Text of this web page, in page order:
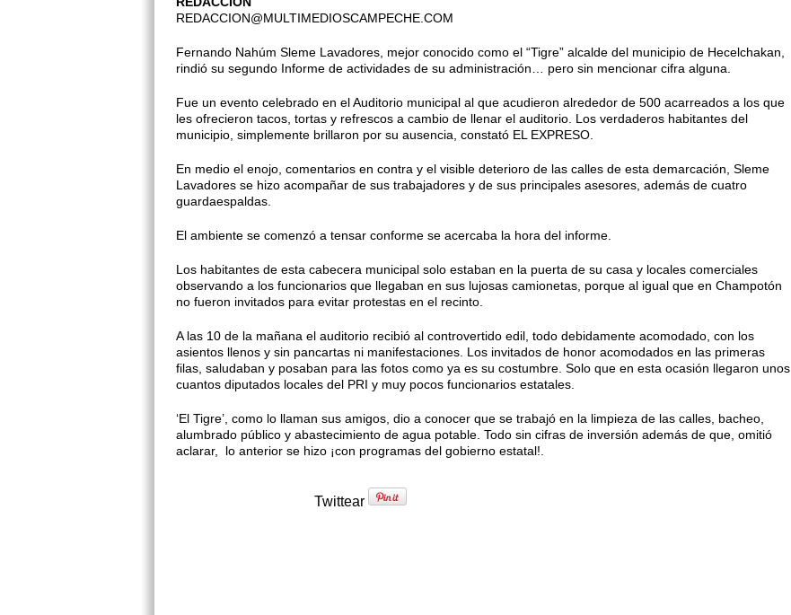
REDACCION@MULTIMEDIOSCAMPECHE.COM
Fernando Nahúm Sleme Lavadores, mejor conocido como el “Tigre” alcalde del municipio de Hecelchakan,
rindió su segundo Informe de actividades de su administración… pero sin mencionar cifra alguna.
Fue un evento celebrado en el Auditorio municipal al que acudieron alrededor de 500 acarreados a los que
les ofrecieron tacos, tortas y refrescos a cambio de llenar el auditorio. Los verdaderos habitantes del
municipio, simplemente brillaron por su ausencia, constató EL EXPRESO.
En medio el enojo, comentarios en contra y el visible deterioro de las calles de esta demarcación, Sleme
Lavadores se hizo acompañar de sus trabajadores y de sus principales asesores, además de cuatro
guardaespaldas.
El ambiente se comenzó a tensar conforme se acercaba la hora del informe.
Los habitantes de esta cabecera municipal solo estaban en la puerta de su casa y locales comerciales
observando a los funcionarios que llegaban en sus lujosas camionetas, porque al igual que en Champotón
no fueron invitados para evitar protestas en el recinto.
A las 10 de la mañana el auditorio recibió al controvertido edil, todo debidamente acomodado, con los
asientos llenos y sin pancartas ni manifestaciones. Los invitados de honor acomodados en las primeras
filas, saludaban y posaban para las fotos como ya es su costumbre. Solo que en esta ocasión llegaron unos
cuantos diputados locales del PRI y muy pocos funcionarios estatales.
‘El Tigre’, como lo llaman sus amigos, dio a conocer que se trabajó en la limpieza de las calles, bacheo,
alumbrado público y abastecimiento de agua potable. Todo sin cifras de inversión además de que, omitió
aclarar, lo anterior se hizo ¡con programas del gobierno estatal!.
Twittear